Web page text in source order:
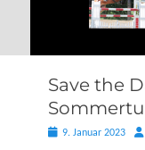
Save the
Posted9. Januar 2023